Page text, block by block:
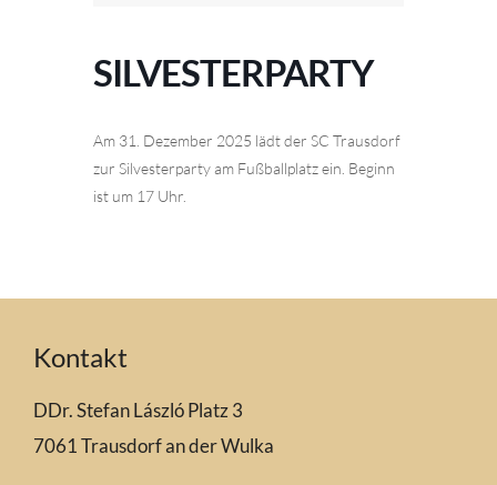
SILVESTERPARTY
Am 31. Dezember 2025 lädt der SC Trausdorf
zur Silvesterparty am Fußballplatz ein. Beginn
ist um 17 Uhr.
Kontakt
DDr. Stefan László Platz 3
7061 Trausdorf an der Wulka